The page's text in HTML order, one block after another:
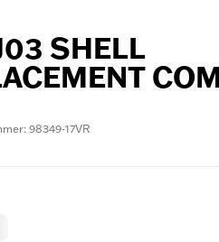
SHELL
98349-17VR